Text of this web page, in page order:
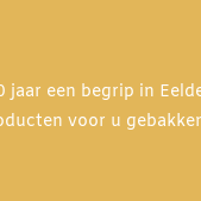
jaar een begrip in
voor u